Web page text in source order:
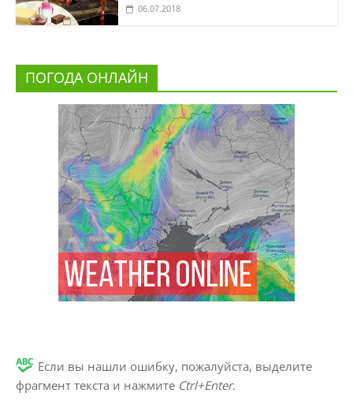
06.07.2018
ПОГОДА ОНЛАЙН
Если вы нашли ошибку, пожалуйста, выделите
фрагмент текста и нажмите Ctrl+Enter.